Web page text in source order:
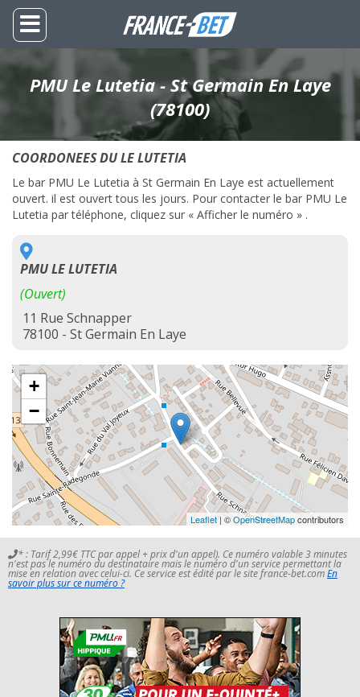
PMU Le Lutetia - St Germain En Laye
(78100)
COORDONEES DU LE LUTETIA
Le bar PMU Le Lutetia à St Germain En Laye est actuellement
ouvert. il est ouvert tous les jours. Pour contacter le bar PMU Le
Lutetia par téléphone, cliquez sur « Afficher le numéro » .
PMU LE LUTETIA
(Ouvert)
11 Rue Schnapper
78100 - St Germain En Laye
+
−
Leaflet | ©OpenStreetMapcontributors
* : Tarif 2,99€ TTC par appel + prix d'un appel). Ce numéro valable 3 minutes
n'est pas le numéro du destinataire mais le numéro d'un service permettant la
mise en relation avec celui-ci. Ce service est édité par le site france-bet.comEn
savoir plus sur ce numéro ?